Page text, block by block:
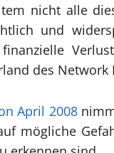
nicht alle
und
des Network
April 2008
mögliche